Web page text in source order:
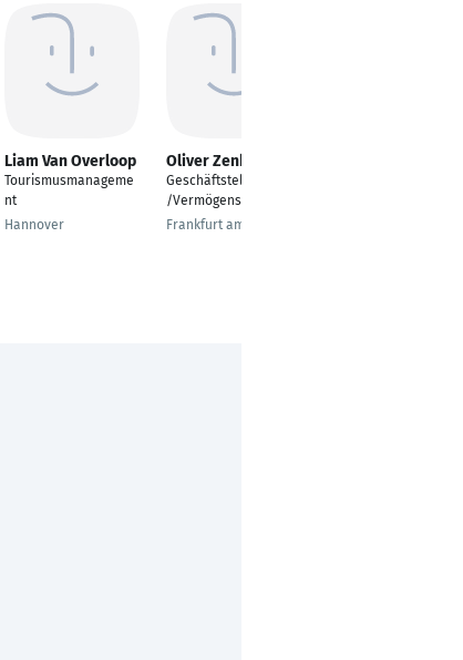
Liam Van Overloop
Tourismusmanageme
nt
Hannover
Oliver Zenker
Geschäftstellenleiter
/Vermögensberater
Frankfurt am Main